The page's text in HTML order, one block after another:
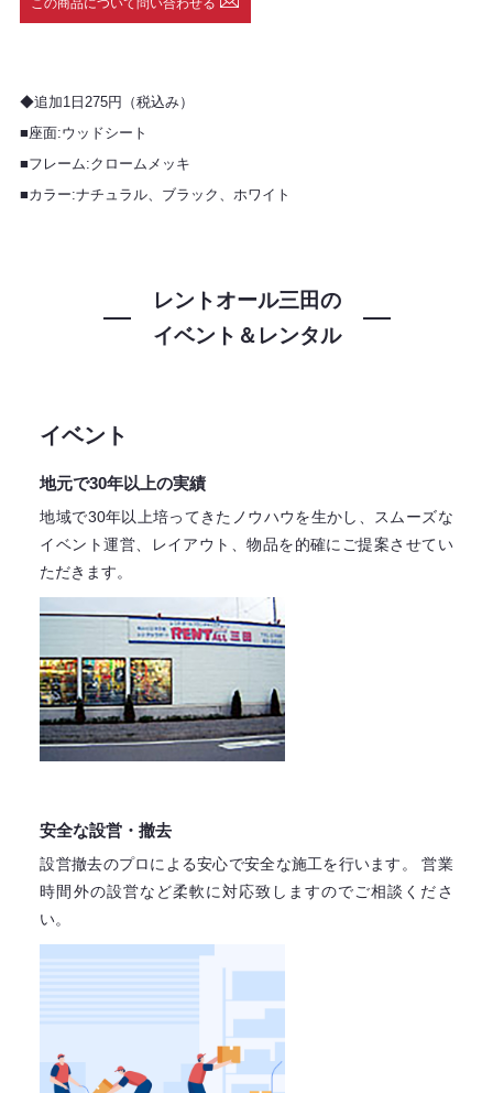
この商品について問い合わせる
◆追加1日275円（税込み）
■座面:ウッドシート
■フレーム:クロームメッキ
■カラー:ナチュラル、ブラック、ホワイト
レントオール三田の
イベント＆レンタル
イベント
地元で30年以上の実績
地域で30年以上培ってきたノウハウを生かし、スムーズな
イベント運営、レイアウト、物品を的確にご提案させてい
ただきます。
安全な設営・撤去
設営撤去のプロによる安心で安全な施工を行います。
営業
時間外の設営など柔軟に対応致しますのでご相談くださ
い。